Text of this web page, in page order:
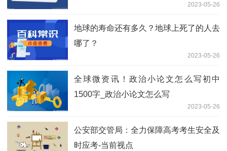
2023-05-26
地球的寿命还有多久？地球上死了的人去
哪了？
2023-05-26
全球微资讯！政治小论文怎么写初中
1500字_政治小论文怎么写
2023-05-26
公安部交管局：全力保障高考考生安全及
时应考-当前视点